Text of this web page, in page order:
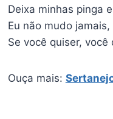
Deixa minhas pinga
Eu não mudo
Se você quiser, você
Ouça mais: